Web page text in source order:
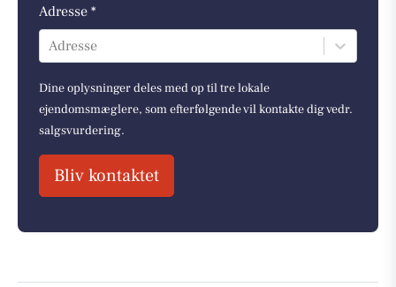
Adresse *
Adresse
Dine oplysninger deles med op til tre lokale
ejendomsmæglere, som efterfølgende vil kontakte dig vedr.
salgsvurdering.
Bliv kontaktet